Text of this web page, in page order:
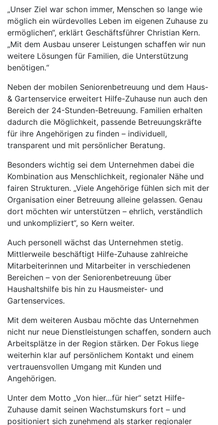
„Unser Ziel war schon immer, Menschen so lange wie
möglich ein würdevolles Leben im eigenen Zuhause zu
ermöglichen“, erklärt Geschäftsführer Christian Kern.
„Mit dem Ausbau unserer Leistungen schaffen wir nun
weitere Lösungen für Familien, die Unterstützung
benötigen.“
Neben der mobilen Seniorenbetreuung und dem Haus-
& Gartenservice erweitert Hilfe-Zuhause nun auch den
Bereich der 24-Stunden-Betreuung. Familien erhalten
dadurch die Möglichkeit, passende Betreuungskräfte
für ihre Angehörigen zu finden – individuell,
transparent und mit persönlicher Beratung.
Besonders wichtig sei dem Unternehmen dabei die
Kombination aus Menschlichkeit, regionaler Nähe und
fairen Strukturen. „Viele Angehörige fühlen sich mit der
Organisation einer Betreuung alleine gelassen. Genau
dort möchten wir unterstützen – ehrlich, verständlich
und unkompliziert“, so Kern weiter.
Auch personell wächst das Unternehmen stetig.
Mittlerweile beschäftigt Hilfe-Zuhause zahlreiche
Mitarbeiterinnen und Mitarbeiter in verschiedenen
Bereichen – von der Seniorenbetreuung über
Haushaltshilfe bis hin zu Hausmeister- und
Gartenservices.
Mit dem weiteren Ausbau möchte das Unternehmen
nicht nur neue Dienstleistungen schaffen, sondern auch
Arbeitsplätze in der Region stärken. Der Fokus liege
weiterhin klar auf persönlichem Kontakt und einem
vertrauensvollen Umgang mit Kunden und
Angehörigen.
Unter dem Motto „Von hier…für hier“ setzt Hilfe-
Zuhause damit seinen Wachstumskurs fort – und
positioniert sich zunehmend als starker regionaler